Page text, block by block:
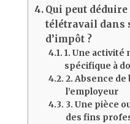
Qui peut
télétravail dans
d’impôt ?
1. Une activité
spécifique à
2. Absence
l’employeur
3. Une pièce
des fins